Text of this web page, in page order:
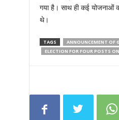
गया है। साथ ही कई योजनाओं
थे।
TAGS
ANNOUNCEMENT OF
ELECTION FOR FOUR POSTS